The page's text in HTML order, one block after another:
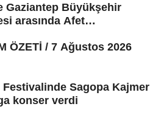
Gaziantep Büyükşehir
arasında Afet
ÖZETİ / 7 Ağustos 2026
Sagopa Kajmer
konser verdi